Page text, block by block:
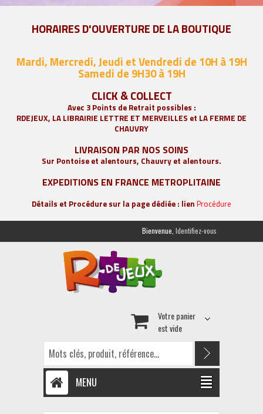
HORAIRES D'OUVERTURE DE LA BOUTIQUE
Mardi, Mercredi, Jeudi et Vendredi de 10H à 19H
Samedi de 9H30 à 19H
CLICK & COLLECT
Avec 3 Points de Retrait possibles :
RDEJEUX, LA LIBRAIRIE LETTRE ET MERVEILLES et LA FERME DE
CHAUVRY
LIVRAISON PAR NOS SOINS
Sur Pontoise et alentours, Chauvry et alentours.
EXPEDITIONS EN FRANCE METROPLITAINE
Détails et Procédure sur la page dédiée : lien Procédure
Bienvenue, Identifiez-vous
Votre panier
est vide
MENU